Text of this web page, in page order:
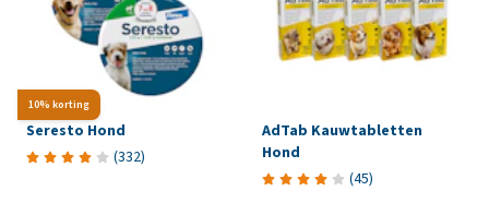
10% korting
Seresto Hond
(332)
AdTab Kauwtabletten
Hond
(45)